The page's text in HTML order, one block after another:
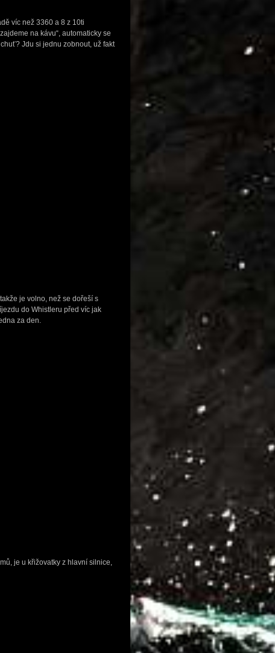
víc než 3360 a 8 z 10ti
na kávu“, automaticky se
Jdu si jednu zobnout, už fakt
je volno, než se dořeší s
do Whistleru před víc jak
za den.
je u křižovatky z hlavní silnice,